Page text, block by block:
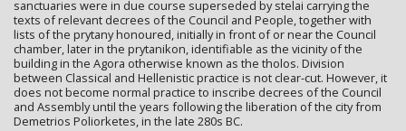
sanctuaries were in due course superseded by stelai carrying the
texts of relevant decrees of the Council and People, together with
lists of the prytany honoured, initially in front of or near the Council
chamber, later in the prytanikon, identifiable as the vicinity of the
building in the Agora otherwise known as the tholos. Division
between Classical and Hellenistic practice is not clear-cut. However, it
does not become normal practice to inscribe decrees of the Council
and Assembly until the years following the liberation of the city from
Demetrios Poliorketes, in the late 280s BC.